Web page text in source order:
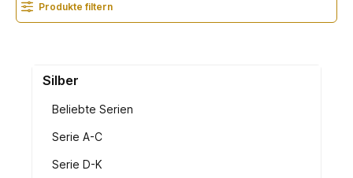
Produkte filtern
Silber
Beliebte Serien
Serie A-C
Serie D-K